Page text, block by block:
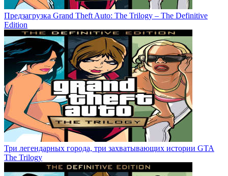
Предзагрузка Grand Theft Auto: The Trilogy – The Definitive
Edition
Три легендарных города, три захватывающих истории GTA
The Trilogy